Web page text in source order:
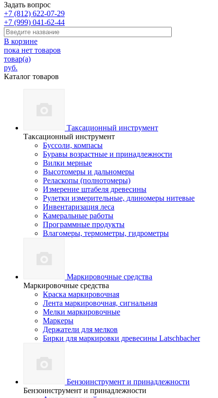
Задать вопрос
+7 (812) 622-07-29
+7 (999) 041-62-44
В корзине
пока нет товаров
товар(а)
руб.
Каталог товаров
Таксационный инструмент
Таксационный инструмент
Буссоли, компасы
Буравы возрастные и принадлежности
Вилки мерные
Высотомеры и дальномеры
Реласкопы (полнотомеры)
Измерение штабеля древесины
Рулетки измерительные, длиномеры нитевые
Инвентаризация леса
Камеральные работы
Программные продукты
Влагомеры, термометры, гидрометры
Маркировочные средства
Маркировочные средства
Краска маркировочная
Лента маркировочная, сигнальная
Мелки маркировочные
Маркеры
Держатели для мелков
Бирки для маркировки древесины Latschbacher
Бензоинструмент и принадлежности
Бензоинструмент и принадлежности